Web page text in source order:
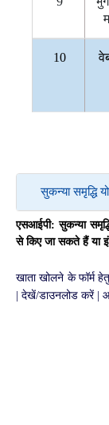
10
सुकन्या समृद्धि
एसआईपी: सुकन्या
से किए जा सकते हैं या
खाता खोलने के फॉर्म
| देखें/डाउनलोड करें |